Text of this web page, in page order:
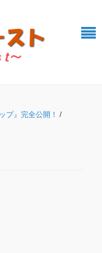
プ』完全公開！ /